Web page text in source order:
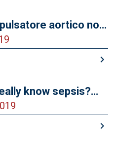
aortico non
miocardico
keyboard_arrow_right
know sepsis?
che un Cardiologo
sapere sulla sepsi)
keyboard_arrow_right